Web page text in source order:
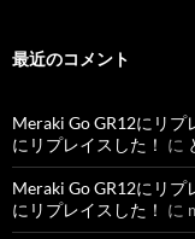
最近のコメント
Meraki Go GR12にリプ
にリプレイスした！ に
Meraki Go GR12にリプ
にリプレイスした！ に